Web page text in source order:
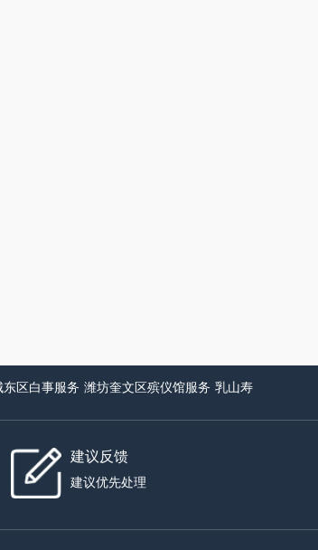
东区白事服务 潍坊奎文区殡仪馆服务 乳山寿
建议反馈
建议优先处理